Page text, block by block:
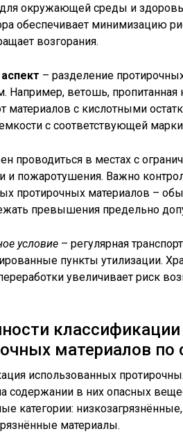
для окружающей среды и
обеспечивает минимизацию
возгорания.
– разделение
Например, ветошь,
материалов с кислотными
с соответствующей
проводиться в местах с
и пожаротушения. Важно
протирочных материалов –
превышения предельно
условие – регулярная
пункты утилизации.
увеличивает риск
материалов по
использованных
содержании в них опасных
категории:
материалы.